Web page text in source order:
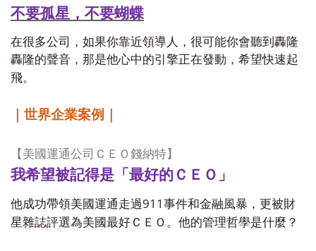
不要孤星，不要蝴蝶
在很多公司，如果你靠近領導人，很可能你會聽到轟隆
轟隆的聲音，那是他心中的引擎正在發動，希望快速起
飛。
｜世界企業案例｜
【美國運通公司ＣＥＯ錢納特】
我希望被記得是「最好的ＣＥＯ」
他成功帶領美國運通走過911 事件和金融風暴，更被財
星雜誌評選為美國最好ＣＥＯ。他的管理哲學是什麼？